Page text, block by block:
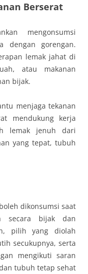
Berserat
mengonsumsi
dengan gorengan.
lemak jahat di
atau makanan
bijak.
menjaga tekanan
mendukung kerja
lemak jenuh dari
yang tepat, tubuh
dikonsumsi saat
secara bijak dan
pilih yang diolah
secukupnya, serta
mengikuti saran
tubuh tetap sehat